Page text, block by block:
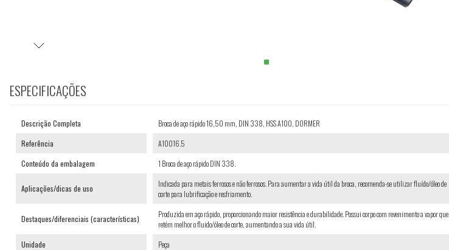
ESPECIFICAÇÕES
Descrição Completa
Broca de aço rápido 16,50 mm, DIN 338, HSS A100, DORMER
Referência
A10016.5
Conteúdo da embalagem
1 Broca de aço rápido DIN 338.
Aplicações/dicas de uso
Indicada para metais ferrosos e não ferrosos. Para aumentar a vida útil da broca, recomenda-se utilizar fluído/óleo de
corte para lubrificação e resfriamento.
Destaques/diferenciais (características)
Produzida em aço rápido, proporcionando maior resistência e durabilidade. Possui corpo com revenimento a vapor que
retém melhor o fluido/óleo de corte, aumentando a sua vida útil.
Unidade
Peça